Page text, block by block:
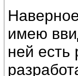
имею
ней есть